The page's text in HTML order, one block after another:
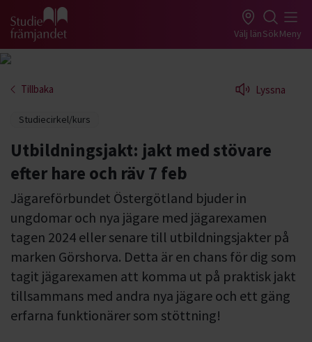
Gå till studiefrämjandets startsida Välj länSökMeny
Tillbaka Lyssna
Studiecirkel/kurs
Utbildningsjakt: jakt med stövare
efter hare och räv 7 feb
Jägareförbundet Östergötland bjuder in
ungdomar och nya jägare med jägarexamen
tagen 2024 eller senare till utbildningsjakter på
marken Görshorva. Detta är en chans för dig som
tagit jägarexamen att komma ut på praktisk jakt
tillsammans med andra nya jägare och ett gäng
erfarna funktionärer som stöttning!